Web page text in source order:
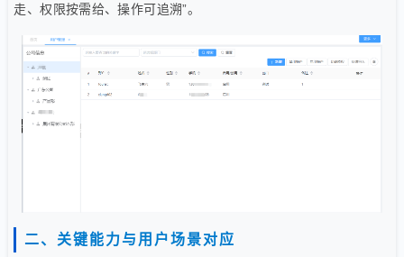
走、权限按需给、操作可追溯”。
二、关键能力与用户场景对应